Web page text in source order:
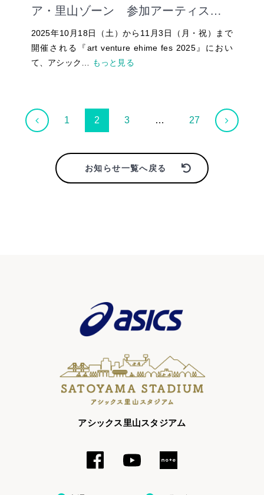
ア・里山ゾーン 参加アーティスト
決定！
2025年10月18日（土）から11月3日（月・祝）まで
開催される『art venture ehime fes 2025』におい
て、アシック…
もっと見る
1 2 3 … 27
お知らせ一覧へ戻る
アシックス里山スタジアム